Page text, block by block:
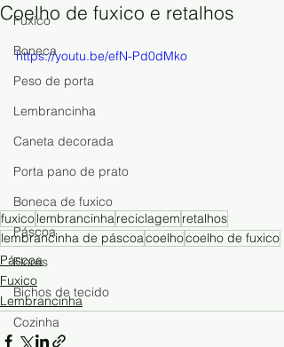
Fuxico
Boneca
Peso de porta
Lembrancinha
Caneta decorada
Porta pano de prato
Boneca de fuxico
Páscoa
Flores
Bichos de tecido
Cozinha
Coelho de fuxico e retalhos
https://youtu.be/efN-Pd0dMko
fuxicolembrancinhareciclagem retalhos
lembrancinha de páscoacoelhocoelho de fuxico
Páscoa
Fuxico
Lembrancinha